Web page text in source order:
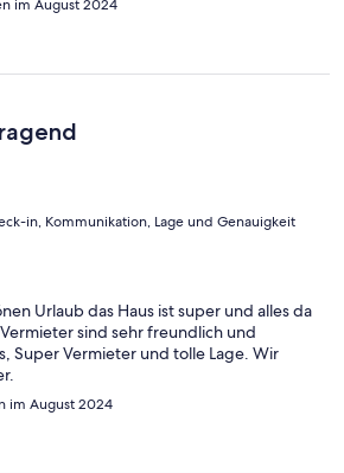
im August 2024
in, Kommunikation, Lage und Genauigkeit
Urlaub das Haus ist super und alles da
sind sehr freundlich und
Super Vermieter und tolle Lage. Wir
im August 2024